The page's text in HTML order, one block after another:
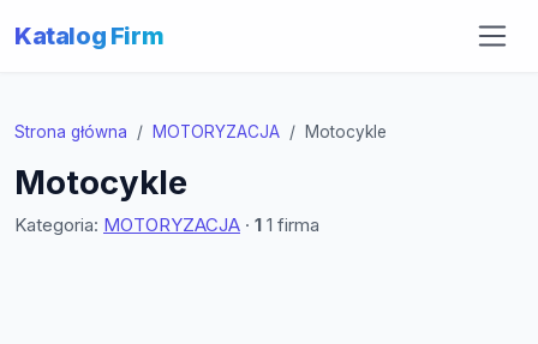
Katalog Firm
Strona główna MOTORYZACJA Motocykle
Motocykle
Kategoria: MOTORYZACJA · 1 1 firma